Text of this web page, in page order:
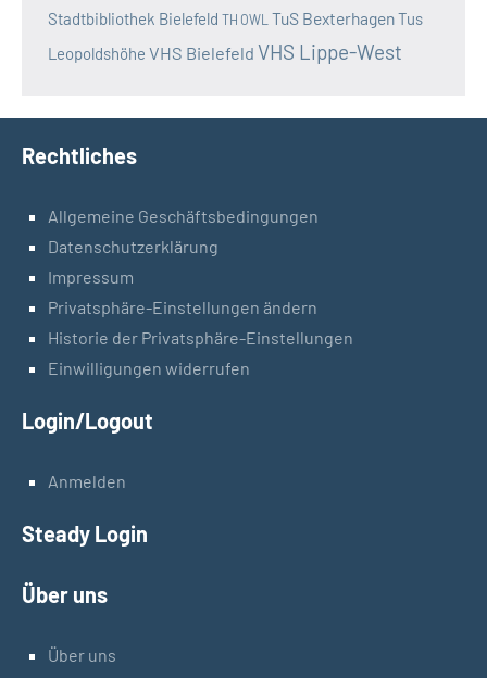
Stadtbibliothek Bielefeld TH OWL TuS BexterhagenTus
Leopoldshöhe VHS Bielefeld VHS Lippe-West
Rechtliches
Allgemeine Geschäftsbedingungen
Datenschutzerklärung
Impressum
Privatsphäre-Einstellungen ändern
Historie der Privatsphäre-Einstellungen
Einwilligungen widerrufen
Login/Logout
Anmelden
Steady Login
Über uns
Über uns